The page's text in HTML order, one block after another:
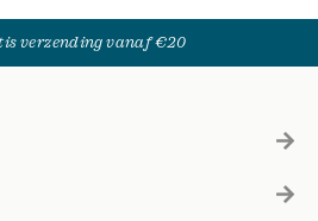
verzending vanaf €20